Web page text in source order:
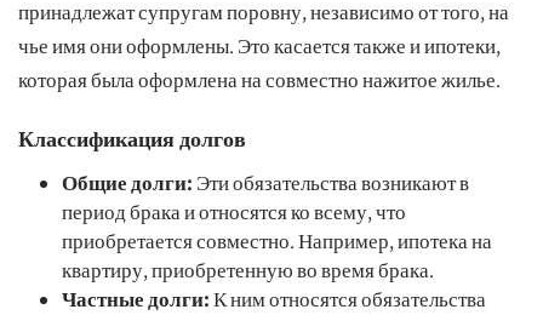
принадлежат супругам поровну, независимо от того, на
чье имя они оформлены. Это касается также и ипотеки,
которая была оформлена на совместно нажитое жилье.
Классификация долгов
Общие долги: Эти обязательства возникают в
период брака и относятся ко всему, что
приобретается совместно. Например, ипотека на
квартиру, приобретенную во время брака.
Частные долги:К ним относятся обязательства